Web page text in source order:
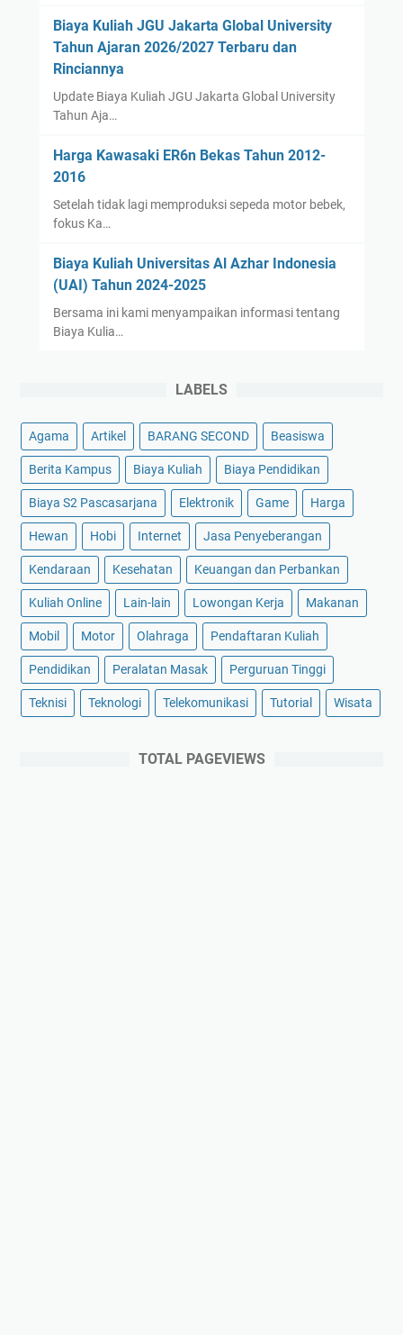
Biaya Kuliah JGU Jakarta Global University
Tahun Ajaran 2026/2027 Terbaru dan
Rinciannya
Update Biaya Kuliah JGU Jakarta Global University
Tahun Aja…
Harga Kawasaki ER6n Bekas Tahun 2012-
2016
Setelah tidak lagi memproduksi sepeda motor bebek,
fokus Ka…
Biaya Kuliah Universitas Al Azhar Indonesia
(UAI) Tahun 2024-2025
Bersama ini kami menyampaikan informasi tentang
Biaya Kulia…
LABELS
Agama Artikel BARANG SECOND Beasiswa
Berita Kampus Biaya Kuliah Biaya Pendidikan
Biaya S2 Pascasarjana Elektronik Game Harga
Hewan Hobi Internet Jasa Penyeberangan
Kendaraan Kesehatan Keuangan dan Perbankan
Kuliah Online Lain-lain Lowongan Kerja Makanan
Mobil Motor Olahraga Pendaftaran Kuliah
Pendidikan Peralatan Masak Perguruan Tinggi
Teknisi Teknologi Telekomunikasi Tutorial Wisata
TOTAL PAGEVIEWS